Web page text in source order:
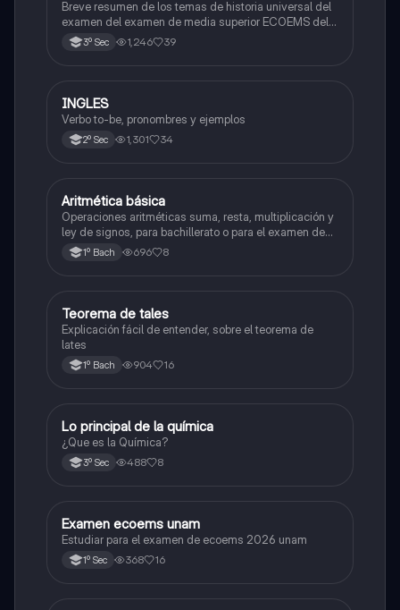
Breve resumen de los temas de historia universal del
examen del examen de media superior ECOEMS del
valle de México
3º Sec 1,246 39
Inglés
INGLES
Verbo to-be, pronombres y ejemplos
2º Sec 1,301 34
Matemáticas
Aritmética básica
Operaciones aritméticas suma, resta, multiplicación y
ley de signos, para bachillerato o para el examen de
admisión a la universidad
1º Bach 696 8
Matemáticas
Teorema de tales
Explicación fácil de entender, sobre el teorema de
lates
1º Bach 904 16
Química
Lo principal de la química
¿Que es la Química?
3º Sec 488 8
Español
Examen ecoems unam
Estudiar para el examen de ecoems 2026 unam
1º Sec 368 16